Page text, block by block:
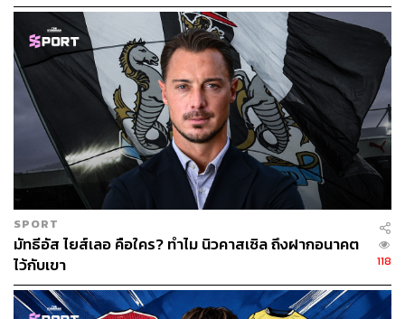
เควิน เดอ บรอยน์ เป็นตัวสำรองในเกมนี้ และไม่สามารถช่วย
หรือแม้แต่ เควิน เดอ บรอยน์ นักเตะหมายเลขหนึ่งของทีม
เกมนี้เป็นอีกนัดที่ต้องเริ่มต้นจากการเป็นตัวสำรอง และแม้
การลงมาของเขาในช่วงครึ่งหลังจะช่วยทำให้ซิตี้ดูมีอะไรขึ้น
SPORT
มัทธีอัส ไยส์เลอ คือใคร? ทำไม นิวคาสเซิล ถึงฝากอนาคต
ไว้กับเขา
118